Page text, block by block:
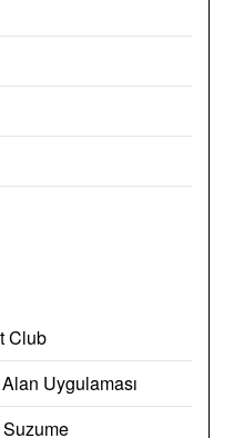
Club
Uygulaması